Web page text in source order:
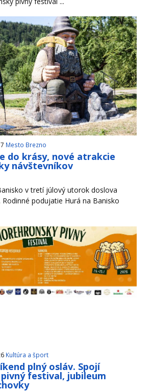
Mesto Brezno
do krásy, nové atrakcie
návštevníkov
v tretí júlový utorok doslova
podujatie Hurá na Banisko
Kultúra a šport
plný osláv. Spojí
festival, jubileum